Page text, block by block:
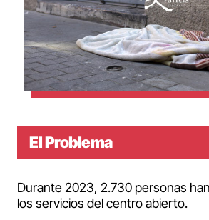
El Problema
Durante 2023, 2.730 personas
los servicios del centro abierto.